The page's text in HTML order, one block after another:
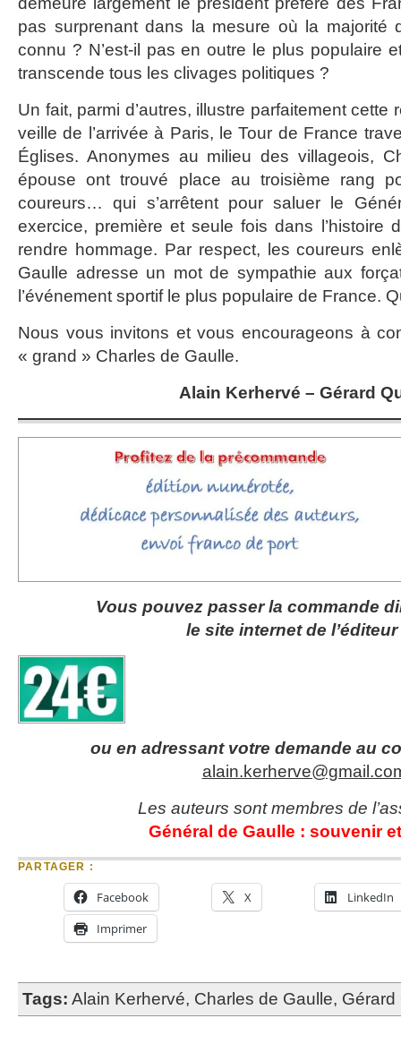
pas surprenant dans la mesure où la majorité
connu ? N’est-il pas en outre le plus populaire
transcende tous les clivages politiques ?
Un fait, parmi d’autres, illustre parfaitement cette
veille de l’arrivée à Paris, le Tour de France
Églises. Anonymes au milieu des villageois,
épouse ont trouvé place au troisième rang
coureurs… qui s’arrêtent pour saluer le
exercice, première et seule fois dans l’histoire
rendre hommage. Par respect, les coureurs
Gaulle adresse un mot de sympathie aux
l’événement sportif le plus populaire de France.
Nous vous invitons et vous encourageons à
« grand » Charles de Gaulle.
Alain Kerhervé – Gérard
Vous pouvez passer la commande
le site internet de l’éditeur
ou en adressant votre demande au
Les auteurs sont membres de
Général de Gaulle : souvenir
PARTAGER :
Facebook X
LinkedIn
Imprimer
Tags: Alain Kerhervé, Charles de Gaulle, Gérard